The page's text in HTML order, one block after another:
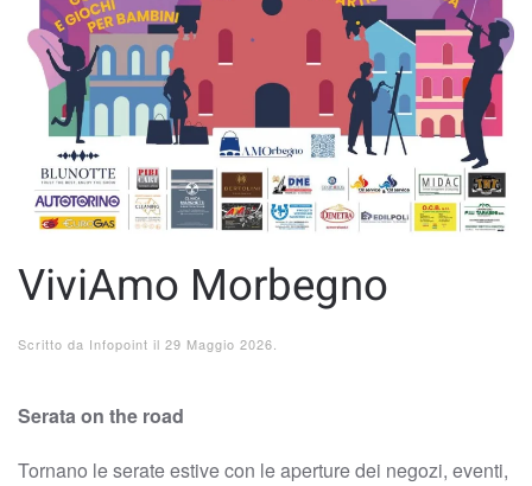
ViviAmo Morbegno
Scritto da Infopoint il 29 Maggio 2026.
Serata on the road
Tornano le serate estive con le aperture dei negozi, eventi,